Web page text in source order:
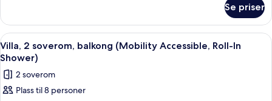
(Hearing
Accessible)
2
soverom,
balkong
(Hearing
Accessible)
Se priser
Åpne
alle
bildene
av
Villa,
Flatskjerm-TV, DVD-spiller,
12
Villa, 2 soverom, balkong (Mobility Accessible, Roll-In
Shower)
2 soverom
Plass til 8 personer